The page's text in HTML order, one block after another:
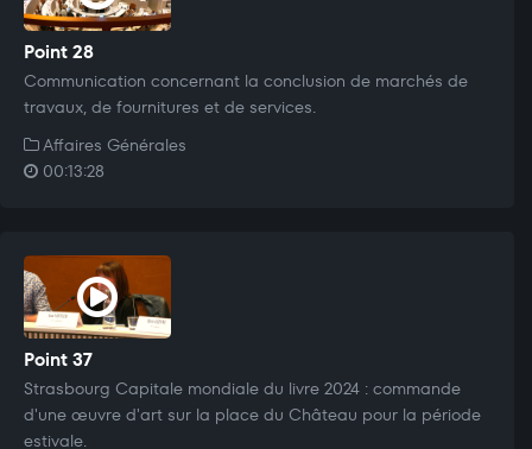
Point 28
Communication concernant la conclusion de marchés de
travaux, de fournitures et de services.
Affaires Générales
00:13:28
Point 37
Strasbourg Capitale mondiale du livre 2024 : commande
d'une œuvre d'art sur la place du Château pour la période
estivale.